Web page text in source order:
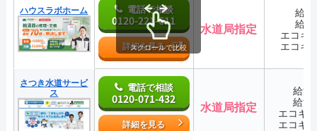
ハウスラボホーム 電話で相談
0120-221-611
詳細を見る
水道局指定
給
給
エコキ
エコキ
さつき水道サービ
ス
電話で相談
0120-071-432
詳細を見る
水道局指定
給湯
給湯
エコキ
エコキ
スクロールで比較